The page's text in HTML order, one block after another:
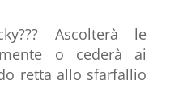
Ascolterà le
o cederà ai
retta allo sfarfallio